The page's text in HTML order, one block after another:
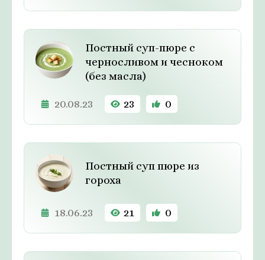
Постный суп-пюре с
черносливом и чесноком
(без масла)
20.08.23 23 0
Постный суп пюре из
гороха
18.06.23 21 0